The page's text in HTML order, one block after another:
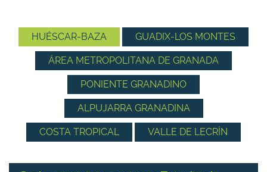
HUÉSCAR-BAZA GUADIX-LOS MONTES
ÁREA METROPOLITANA DE GRANADA
PONIENTE GRANADINO
ALPUJARRA GRANADINA
COSTA TROPICAL VALLE DE LECRÍN